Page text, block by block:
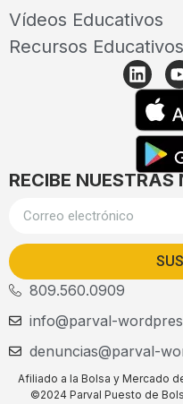
Vídeos Educativos
Recursos Educativos
RECIBE NUESTRAS
809.560.0909
info@parval-
denuncias@parval-
Afiliado a la Bolsa y Mercado
©2024 Parval Puesto de